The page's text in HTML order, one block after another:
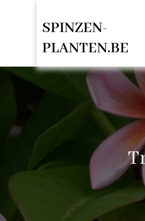
SPINZEN-
PLANTEN.BE